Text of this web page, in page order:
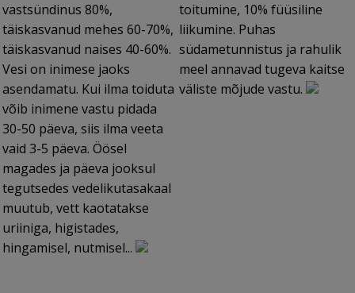
vastsündinus 80%,
täiskasvanud mehes 60-70%,
täiskasvanud naises 40-60%.
Vesi on inimese jaoks
asendamatu. Kui ilma toiduta
võib inimene vastu pidada
30-50 päeva, siis ilma veeta
vaid 3-5 päeva. Öösel
magades ja päeva jooksul
tegutsedes vedelikutasakaal
muutub, vett kaotatakse
uriiniga, higistades,
hingamisel, nutmisel...
toitumine, 10% füüsiline
liikumine. Puhas
südametunnistus ja rahulik
meel annavad tugeva kaitse
väliste mõjude vastu.